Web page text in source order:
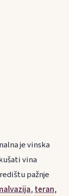
je vinska
vina
pažnje
,teran,